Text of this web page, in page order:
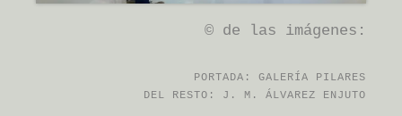
© de las imágenes:
PORTADA: GALERÍA PILARES
DEL RESTO: J. M. ÁLVAREZ ENJUTO